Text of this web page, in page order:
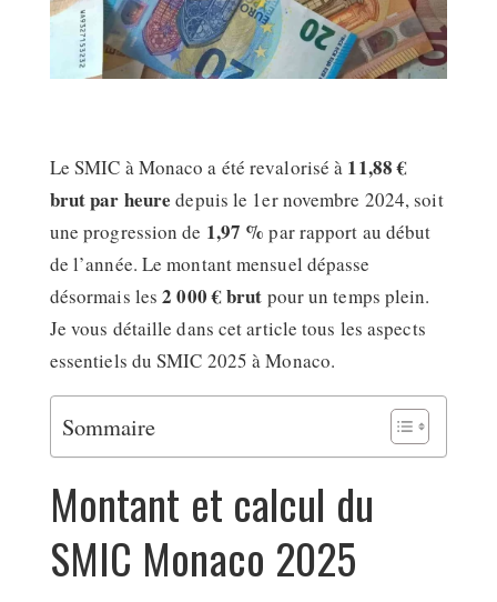
Le SMIC à Monaco a été revalorisé à 11,88 €
brut par heure depuis le 1er novembre 2024, soit
une progression de 1,97 % par rapport au début
de l’année. Le montant mensuel dépasse
désormais les2 000 € brut pour un temps plein.
Je vous détaille dans cet article tous les aspects
essentiels du SMIC 2025 à Monaco.
Sommaire
Montant et calcul du
SMIC Monaco 2025